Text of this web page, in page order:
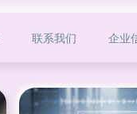
联系我们 企业